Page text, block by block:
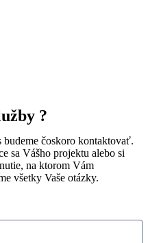
?
čoskoro kontaktovať.
sa Vášho projektu alebo si
na ktorom Vám
všetky Vaše otázky.